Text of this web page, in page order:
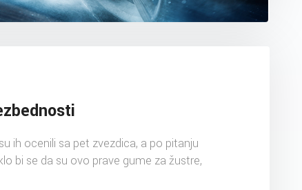
ih ocenili sa pet zvezdica, a po pitanju
bi se da su ovo prave gume za žustre,